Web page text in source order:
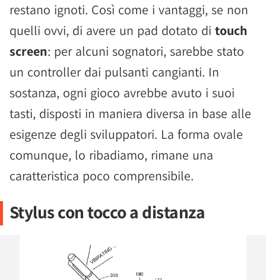
restano ignoti. Così come i vantaggi, se non
quelli ovvi, di avere un pad dotato di touch
screen: per alcuni sognatori, sarebbe stato
un controller dai pulsanti cangianti. In
sostanza, ogni gioco avrebbe avuto i suoi
tasti, disposti in maniera diversa in base alle
esigenze degli sviluppatori. La forma ovale
comunque, lo ribadiamo, rimane una
caratteristica poco comprensibile.
Stylus con tocco a distanza